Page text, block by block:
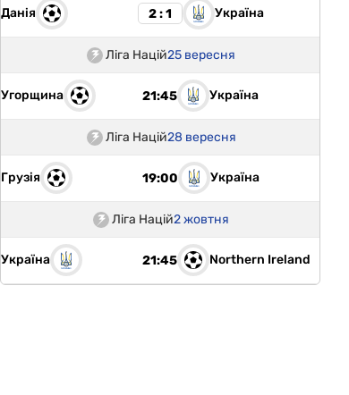
Данія 2 : 1 Україна
Ліга Націй25 вересня
Угорщина 21:45 Україна
Ліга Націй28 вересня
Грузія 19:00 Україна
Ліга Націй2 жовтня
Україна 21:45 Northern Ireland